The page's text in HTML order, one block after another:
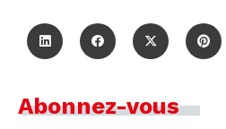
Abonnez-vous